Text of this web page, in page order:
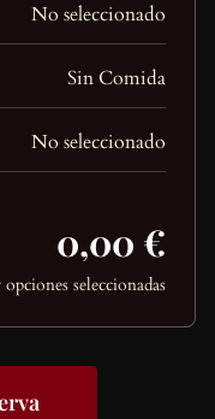
No seleccionado
Sin Comida
No seleccionado
0,00 €
seleccionadas